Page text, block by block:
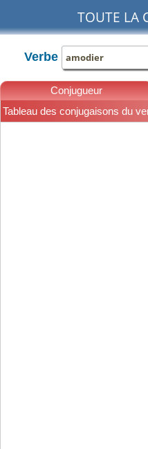
TOUTE LA
Verbe
Conjugueur
Tableau des conjugaisons du